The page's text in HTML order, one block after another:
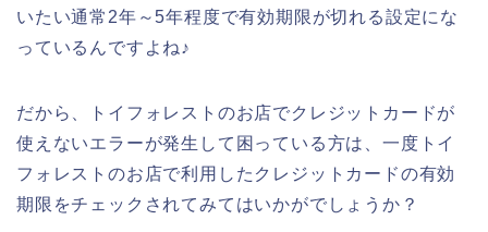
いたい通常2年～5年程度で有効期限が切れる設定にな
っているんですよね♪
だから、トイフォレストのお店でクレジットカードが
使えないエラーが発生して困っている方は、一度トイ
フォレストのお店で利用したクレジットカードの有効
期限をチェックされてみてはいかがでしょうか？